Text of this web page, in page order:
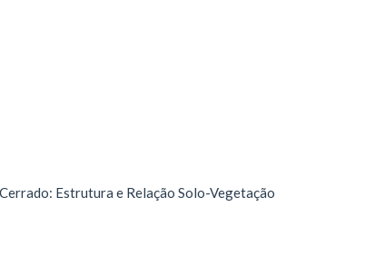
Estrutura e Relação Solo-Vegetação